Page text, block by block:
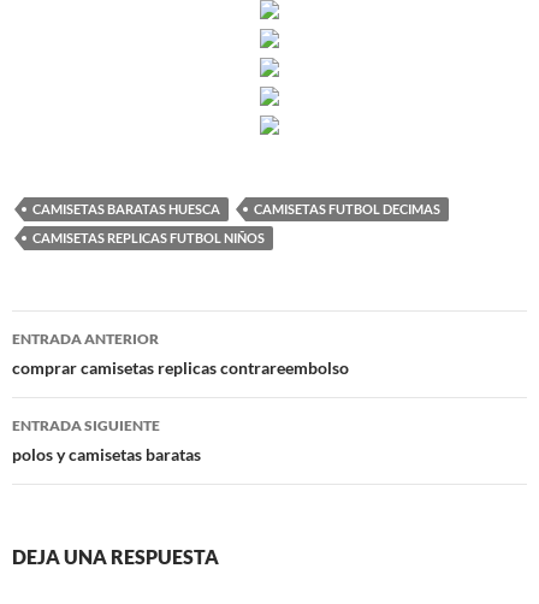
CAMISETAS BARATAS HUESCA
CAMISETAS FUTBOL DECIMAS
CAMISETAS REPLICAS FUTBOL NIÑOS
Navegación
de
entradas
ENTRADA ANTERIOR
comprar camisetas replicas contrareembolso
ENTRADA SIGUIENTE
polos y camisetas baratas
DEJA UNA RESPUESTA